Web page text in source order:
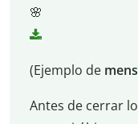
🌸
(Ejemplo de
Antes de cerrar